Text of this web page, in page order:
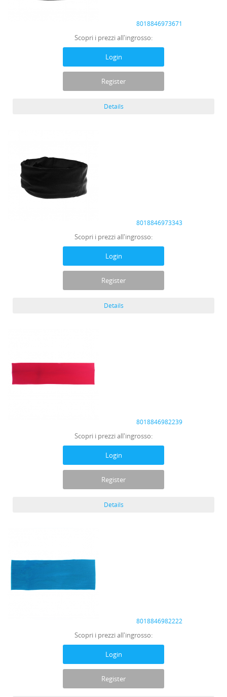
8018846973671
Scopri i prezzi all'ingrosso:
Login
Register
Details
8018846973343
Scopri i prezzi all'ingrosso:
Login
Register
Details
8018846982239
Scopri i prezzi all'ingrosso:
Login
Register
Details
8018846982222
Scopri i prezzi all'ingrosso:
Login
Register